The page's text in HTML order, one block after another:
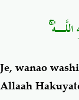
Je, wanao
Allaah